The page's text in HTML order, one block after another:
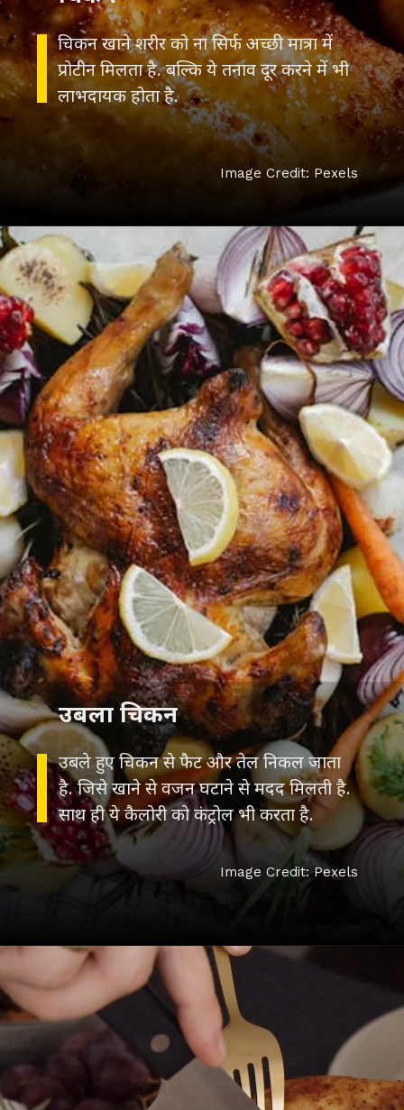
चिकन खाने शरीर को ना सिर्फ अच्छी मात्रा में
प्रोटीन मिलता है. बल्कि ये तनाव दूर करने में भी
लाभदायक होता है.
Image Credit: Pexels
उबले हुए चिकन से फैट और तेल निकल जाता
है. जिसे खाने से वजन घटाने से मदद मिलती है.
साथ ही ये कैलोरी को कंट्रोल भी करता है.
उबला चिकन
Image Credit: Pexels